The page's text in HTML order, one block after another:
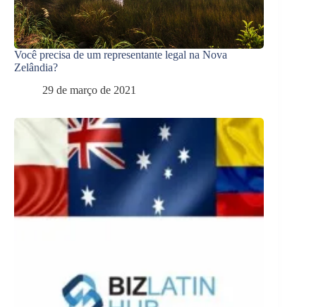
Você precisa de um representante legal na Nova
Zelândia?
29 de março de 2021